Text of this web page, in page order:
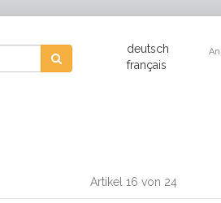
deutsch
français
Artikel 16 von 24